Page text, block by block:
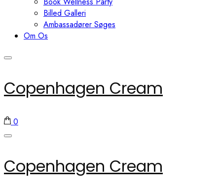
Billed Galleri
Ambassadører Søges
Om Os
Copenhagen Cream
0
Copenhagen Cream